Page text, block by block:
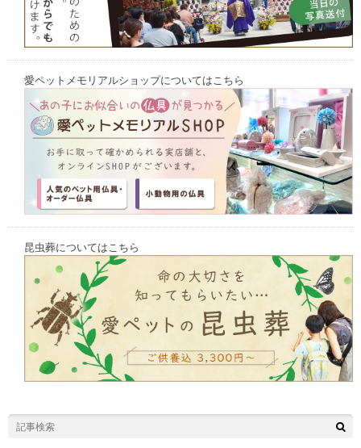
愛ペットメモリアルショップについてはこちら
昆虫葬についてはこちら